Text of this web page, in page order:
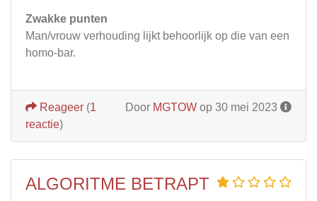
Zwakke punten
Man/vrouw verhouding lijkt behoorlijk op die van een
homo-bar.
Door MGTOW op 30 mei 2023
Reageer (1
reactie)
ALGORITME BETRAPT